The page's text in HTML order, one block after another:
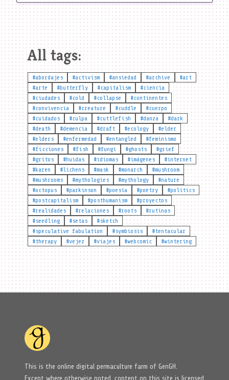
All tags:
#abordajes #activism #ansiedad #archive
#art
#arte
#butterfly #capitalism
#ciencia
#ciudades
#cold #collapse
#continentes
#convivencia
#creature #cuddle
#cuerpo
#cuidados
#culpa #cuttlefish #danza
#dark
#death
#demencia #draft #ecology
#elder
#elders
#enfermedad #entangled
#feminismo
#ficciones
#fish #fungi #ghosts
#grief
#gritos
#huidas #idiomas #imágenes
#internet
#karen
#lichens #mask #monarch
#mushroom
#mushrooms
#mythologies #mythology
#nature
#octopus
#parkinson #poesía #poetry
#politics
#postcapitalism
#posthumanism
#proyectos
#realidades
#relaciones #roots
#rutinas
#seedling
#setas
#sketch
#speculative fabulation
#symbiosis
#tentacular
#therapy
#vejez #viajes #webcomic #wintering
This is the online digital permaculture farm of GenGH.
Except where otherwise noted, content on this site is licensed